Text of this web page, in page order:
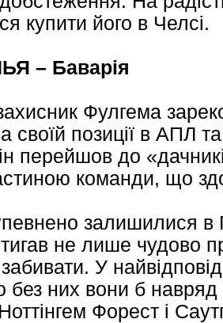
купити його в Челсі.
– Баварія
Фулгема
своїй позиції в АПЛ
перейшов до
команди, що
залишилися в
не лише чудово
У
без них вони б навряд
Форест і